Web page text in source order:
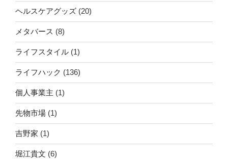
ヘルスケアグッズ (20)
メタバース (8)
ライフスタイル (1)
ライフハック (136)
個人事業主 (1)
先物市場 (1)
吉野家 (1)
堀江貴文 (6)